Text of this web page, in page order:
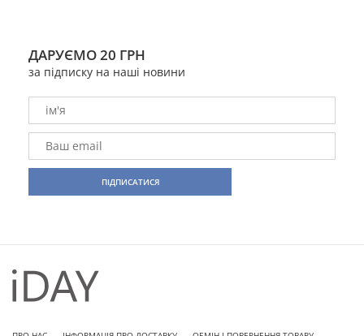
ДАРУЄМО 20 ГРН
за підписку на наші новини